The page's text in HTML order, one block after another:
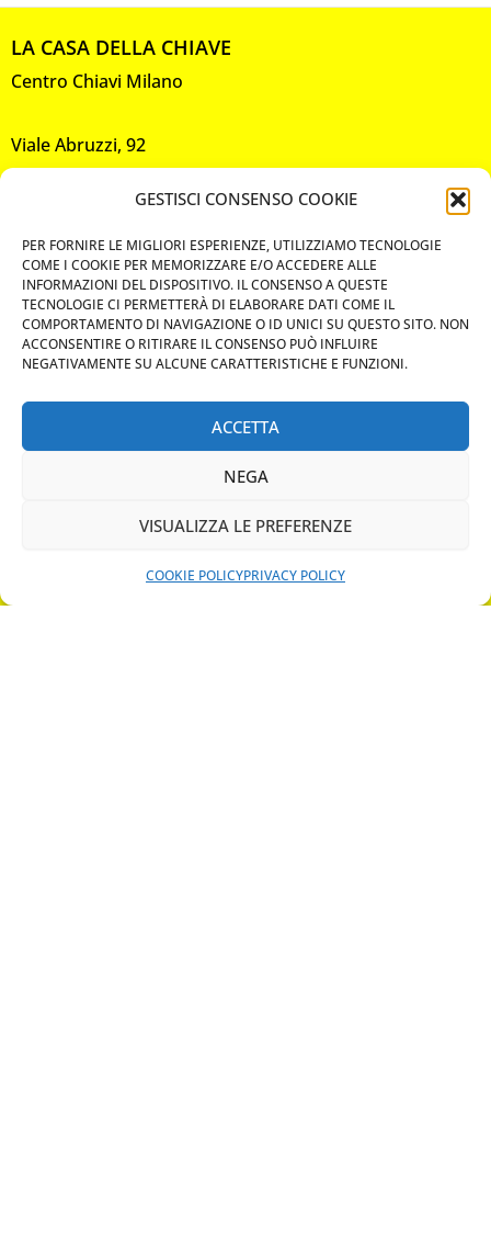
GESTISCI CONSENSO COOKIE
PER FORNIRE LE MIGLIORI ESPERIENZE, UTILIZZIAMO TECNOLOGIE
COME I COOKIE PER MEMORIZZARE E/O ACCEDERE ALLE
INFORMAZIONI DEL DISPOSITIVO. IL CONSENSO A QUESTE
TECNOLOGIE CI PERMETTERÀ DI ELABORARE DATI COME IL
COMPORTAMENTO DI NAVIGAZIONE O ID UNICI SU QUESTO SITO. NON
ACCONSENTIRE O RITIRARE IL CONSENSO PUÒ INFLUIRE
NEGATIVAMENTE SU ALCUNE CARATTERISTICHE E FUNZIONI.
ACCETTA
NEGA
VISUALIZZA LE PREFERENZE
COOKIE POLICYPRIVACY POLICY
LA CASA DELLA CHIAVE
Centro Chiavi Milano
Viale Abruzzi, 92
20131 Milano
P. IVA 10585330961
Servizi
Chiavi auto
Chiavi camion
Telecomando cancello
Fabbro pronto intervento
MAPS
CHIAMA ORA
PREVENTIVO IMMEDIATO